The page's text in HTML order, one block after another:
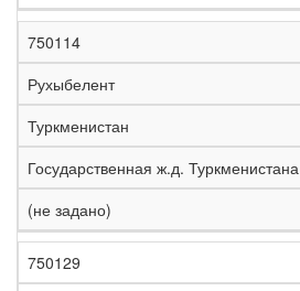
750114
Рухыбелент
Туркменистан
Государственная ж.д. Туркменистана
(не задано)
750129